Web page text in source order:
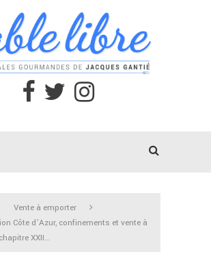
Vente à emporter
Côte d’Azur, confinements et vente à
XXII…